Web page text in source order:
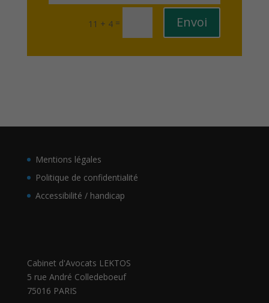
Lire plus
11 + 4 = Envoi
Mentions légales
Politique de confidentialité
Accessibilité / handicap
Cabinet d'Avocats LEKTOS
5 rue André Colledeboeuf
75016 PARIS